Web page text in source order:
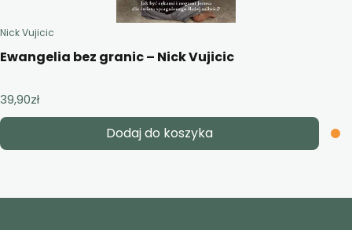
Nick Vujicic
Ewangelia bez granic – Nick Vujicic
39,90zł
Dodaj do koszyka